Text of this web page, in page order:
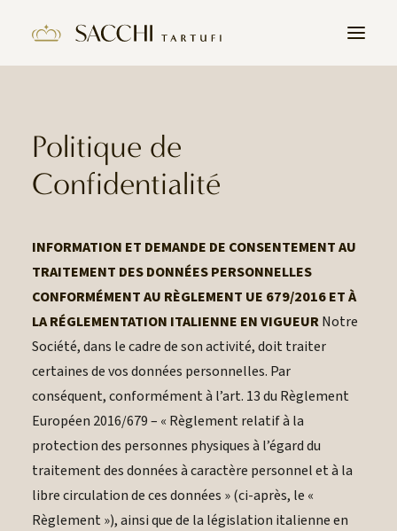
L’HISTOIRE
PRODUITS
CONTACT
REJOIGNEZ NOUS
Politique de
Confidentialité
INFORMATION ET DEMANDE DE CONSENTEMENT AU
TRAITEMENT DES DONNÉES PERSONNELLES
CONFORMÉMENT AU RÈGLEMENT UE 679/2016 ET À
LA RÉGLEMENTATION ITALIENNE EN VIGUEURNotre
Société, dans le cadre de son activité, doit traiter
certaines de vos données personnelles. Par
conséquent, conformément à l’art. 13 du Règlement
Européen 2016/679 – « Règlement relatif à la
protection des personnes physiques à l’égard du
traitement des données à caractère personnel et à la
libre circulation de ces données » (ci-après, le «
Règlement »), ainsi que de la législation italienne en